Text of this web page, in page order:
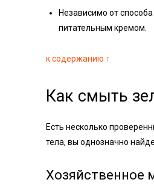
Независимо от
питательным кремом.
к содержанию ↑
Как смыть
Есть несколько
тела, вы однозначно
Хозяйственное